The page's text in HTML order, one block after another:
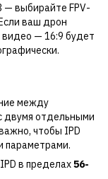
— выбирайте FPV-
ваш дрон
— 16:9 будет
между
двумя отдельными
чтобы IPD
параметрами.
в пределах56-